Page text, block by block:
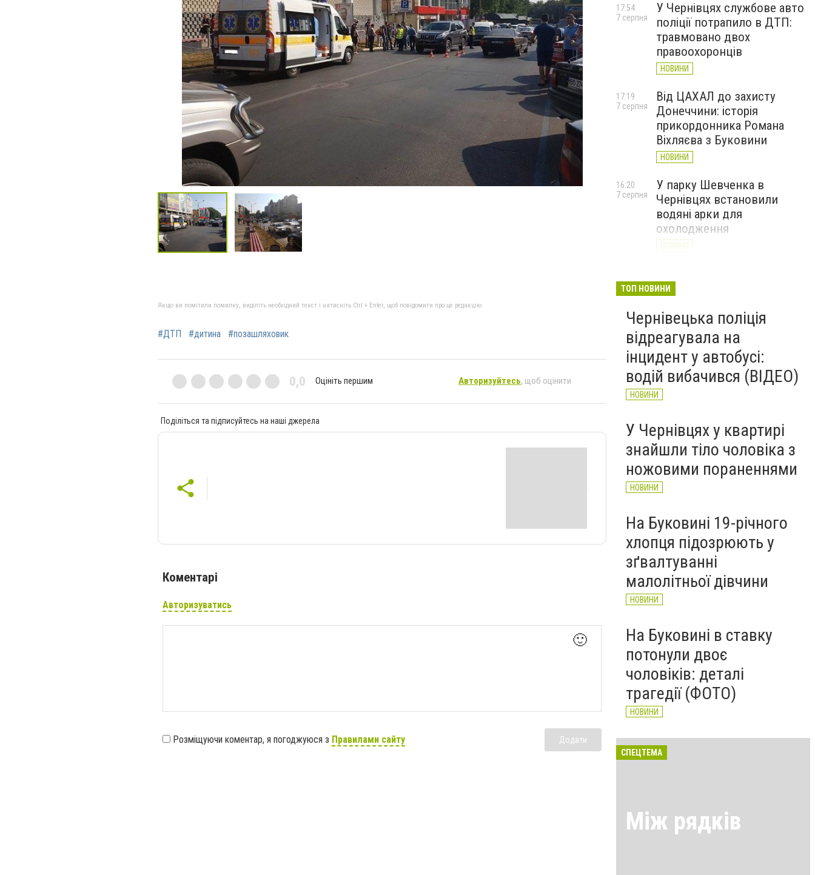
Якщо ви помітили помилку, виділіть необхідний текст і натисніть Ctrl + Enter, щоб повідомити про це редакцію
#ДТП #дитина #позашляховик
0,0 Оцініть першим Авторизуйтесь, щоб оцінити
Поділіться та підписуйтесь на наші джерела
Коментарі
Авторизуватись
🙂
Розміщуючи коментар, я погоджуюся з Правилами сайту Додати
У Чернівцях службове авто
поліції потрапило в ДТП:
травмовано двох
правоохоронців
НОВИНИ
17:54
7 серпня
Від ЦАХАЛ до захисту
Донеччини: історія
прикордонника Романа
Віхляєва з Буковини
НОВИНИ
17:19
7 серпня
У парку Шевченка в
Чернівцях встановили
водяні арки для
охолодження
НОВИНИ
16:20
7 серпня
вимагав 50 тисяч доларів
потерпілого
НОВИНИ
7 серпня
ТОП НОВИНИ
Чернівецька поліція
відреагувала на
інцидент у автобусі:
водій вибачився (ВІДЕО)
НОВИНИ
У Чернівцях у квартирі
знайшли тіло чоловіка з
ножовими пораненнями
НОВИНИ
На Буковині 19-річного
хлопця підозрюють у
зґвалтуванні
малолітньої дівчини
НОВИНИ
На Буковині в ставку
потонули двоє
чоловіків: деталі
трагедії (ФОТО)
НОВИНИ
СПЕЦТЕМА
Між рядків